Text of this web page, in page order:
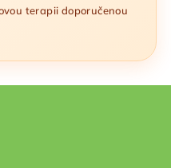
terapii doporučenou